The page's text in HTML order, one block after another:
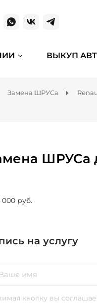
ВЫКУП
Замена ШРУСа
ШРУСа
000 руб.
на услугу
кнопку вы